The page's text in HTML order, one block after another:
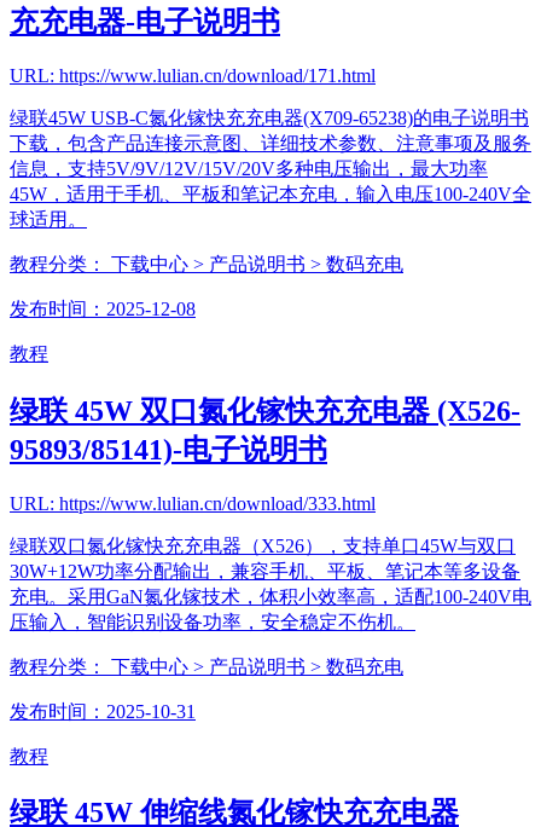
充充电器-电子说明书
URL: https://www.lulian.cn/download/171.html
绿联45W USB-C氮化镓快充充电器(X709-65238)的电子说明书
下载，包含产品连接示意图、详细技术参数、注意事项及服务
信息，支持5V/9V/12V/15V/20V多种电压输出，最大功率
45W，适用于手机、平板和笔记本充电，输入电压100-240V全
球适用。
教程分类： 下载中心 > 产品说明书 > 数码充电
发布时间：2025-12-08
教程
绿联 45W 双口氮化镓快充充电器 (X526-
95893/85141)-电子说明书
URL: https://www.lulian.cn/download/333.html
绿联双口氮化镓快充充电器（X526），支持单口45W与双口
30W+12W功率分配输出，兼容手机、平板、笔记本等多设备
充电。采用GaN氮化镓技术，体积小效率高，适配100-240V电
压输入，智能识别设备功率，安全稳定不伤机。
教程分类： 下载中心 > 产品说明书 > 数码充电
发布时间：2025-10-31
教程
绿联 45W 伸缩线氮化镓快充充电器